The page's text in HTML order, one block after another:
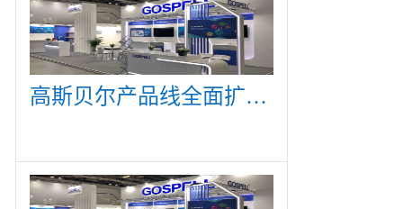
高斯贝尔产品线全面扩展，众多新产品亮相CommunicAsia 2019